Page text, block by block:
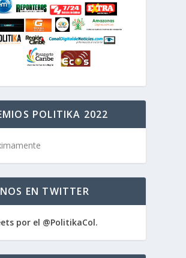
POLITIKA 2022
EN TWITTER
por el @PolitikaCol.